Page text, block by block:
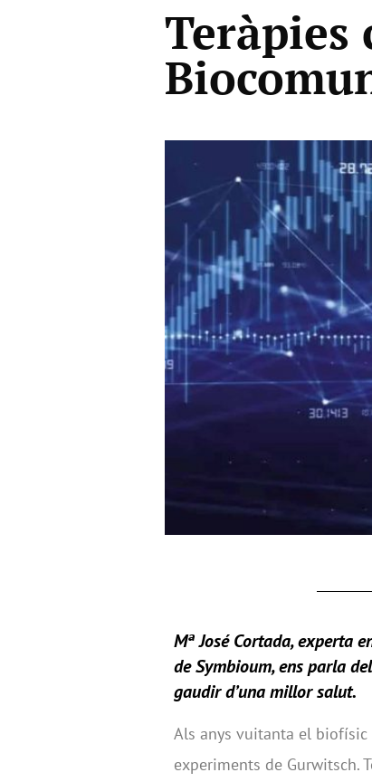
Teràpies
Mª José Cortada, experta
deSymbioum, ens parla
gaudir d’una millor salut.
Als anys vuitanta el biofísic
experiments de Gurwitsch.